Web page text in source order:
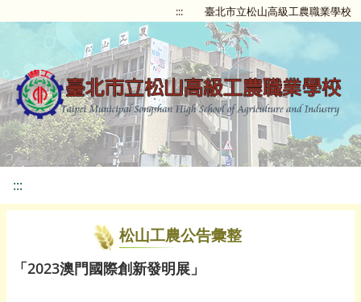
::: 臺北市立松山高級工農職業學校
:::
松山工農公告彙整
「2023澳門國際創新發明展」